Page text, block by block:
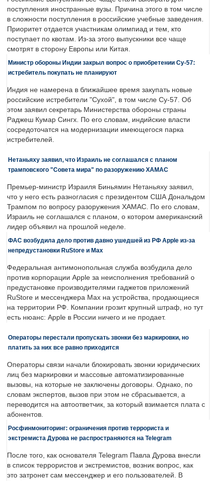
поступления иностранные вузы. Причина этого в том числе
в сложности поступления в российские учебные заведения.
Приоритет отдается участникам олимпиад и тем, кто
поступает по квотам. Из-за этого выпускники все чаще
смотрят в сторону Европы или Китая.
Министр обороны Индии закрыл вопрос о приобретении Су-57:
истребитель покупать не планируют
Индия не намерена в ближайшее время закупать новые
российские истребители "Сухой", в том числе Су-57. Об
этом заявил секретарь Министерства обороны страны
Раджеш Кумар Сингх. По его словам, индийские власти
сосредоточатся на модернизации имеющегося парка
истребителей.
Нетаньяху заявил, что Израиль не соглашался с планом
трамповского "Совета мира" по разоружению ХАМАС
Премьер-министр Израиля Биньямин Нетаньяху заявил,
что у него есть разногласия с президентом США Дональдом
Трампом по вопросу разоружения ХАМАС. По его словам,
Израиль не соглашался с планом, о котором американский
лидер объявил на прошлой неделе.
ФАС возбудила дело против давно ушедшей из РФ Apple из-за
непредустановки RuStore и Max
Федеральная антимонопольная служба возбудила дело
против корпорации Apple за неисполнения требований о
предустановке производителями гаджетов приложений
RuStore и мессенджера Max на устройства, продающиеся
на территории РФ. Компании грозит крупный штраф, но тут
есть нюанс: Apple в России ничего и не продает.
Операторы перестали пропускать звонки без маркировки, но
платить за них все равно приходится
Операторы связи начали блокировать звонки юридических
лиц без маркировки и массовые автоматизированные
вызовы, на которые не заключены договоры. Однако, по
словам экспертов, вызов при этом не сбрасывается, а
переводится на автоответчик, за который взимается плата с
абонентов.
Росфинмониторинг: ограничения против террориста и
экстремиста Дурова не распространяются на Telegram
После того, как основателя Telegram Павла Дурова внесли
в список террористов и экстремистов, возник вопрос, как
это затронет сам мессенджер и его пользователей. В